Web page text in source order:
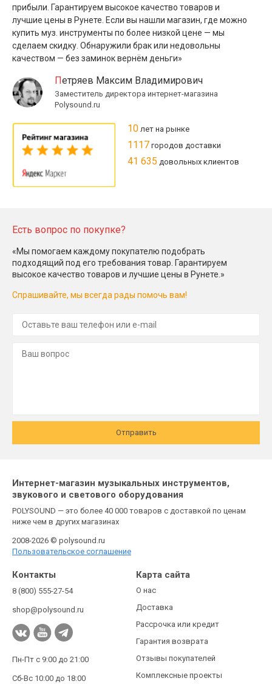
прибыли. Гарантируем высокое качество товаров и
лучшие цены в Рунете. Если вы нашли магазин, где можно
купить муз. инструменты по более низкой цене — мы
сделаем скидку. Обнаружили брак или недовольны
качеством — без заминок вернём деньги»
Петряев Максим Владимирович
Заместитель директора интернет-магазина
Polysound.ru
10 лет на рынке
1117 городов доставки
41 635 довольных клиентов
Есть вопрос по покупке?
«Мы помогаем каждому покупателю подобрать
подходящий под его требования товар. Гарантируем
высокое качество товаров и лучшие цены в Рунете.»
Спрашивайте, мы всегда рады помочь вам!
Отправить
Интернет-магазин музыкальных инструментов,
звукового и светового оборудования
POLYSOUND — это более 40 000 товаров с доставкой по ценам
ниже чем в других магазинах
2008-2026 © polysound.ru
Пользовательское соглашение
Контакты
8 (800) 555-27-54
shop@polysound.ru
Пн-Пт с 9:00 до 21:00
Сб-Вс 10:00 до 18:00
Карта сайта
О нас
Доставка
Рассрочка или кредит
Гарантия возврата
Отзывы покупателей
Комплексные проекты